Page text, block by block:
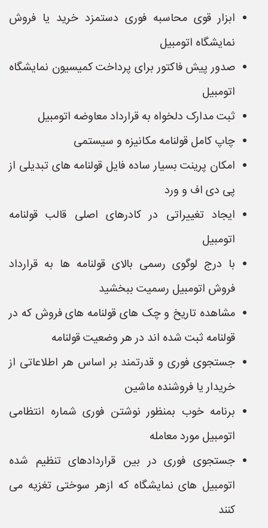
ابزار قوی محاسبه فوری دستمزد خرید یا فروش
نمایشگاه اتومبیل
صدور پیش فاکتور برای پرداخت کمیسیون نمایشگاه
اتومبیل
ثبت مدارک دلخواه به قرارداد معاوضه اتومبیل
چاپ کامل قولنامه مکانیزه و سیستمی
امکان پرینت بسیار ساده فایل قولنامه های تبدیلی از
پی دی اف و ورد
ایجاد تغییراتی در کادرهای اصلی قالب قولنامه
اتومبیل
با درج لوگوی رسمی بالای قولنامه ها به قرارداد
فروش اتومبیل رسمیت ببخشید
مشاهده تاریخ و چک های قولنامه های فروش که در
قولنامه ثبت شده اند در هر وضعیت قولنامه
جستجوی فوری و قدرتمند بر اساس هر اطلاعاتی از
خریدار یا فروشنده ماشین
برنامه خوب بمنظور نوشتن فوری شماره انتظامی
اتومبیل مورد معامله
جستجوی فوری در بین قراردادهای تنظیم شده
اتومبیل های نمایشگاه که ازهر سوختی تغزیه می
کنند